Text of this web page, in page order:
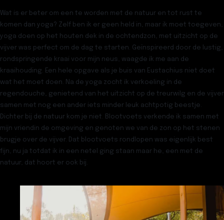
Wat is er beter om een te worden met de natuur en tot rust te
komen dan yoga? Zelf ben ik er geen held in, maar ik moet toegeven,
yoga doen op het houten dek in de ochtendzon, met uitzicht op de
vijver was perfect om de dag te starten. Geïnspireerd door de lustig,
rondspringende kraai voor mijn neus, waagde ik me aan de
kraaihouding. Een hele opgave als je buis van Eustachius niet doet
wat het moet doen. Na de yoga zocht ik verkoeling in de
regendouche, genietend van het uitzicht op de treurwilg en de vijver
samen met nog een ander iets minder leuk achtpotig beestje.
Dichter bij de natuur kom je niet. Blootvoets verkende ik samen met
mijn vriendin de omgeving en genoten we van de zon op het stenen
brugje over de vijver. Dat blootvoets rondlopen was eigenlijk best
fijn, nu ja totdat ik in een netel ging staan maar he, een met de
natuur, dat hoort er ook bij.